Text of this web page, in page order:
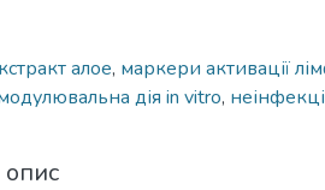
алое, маркери активації
дія in vitro,
опис